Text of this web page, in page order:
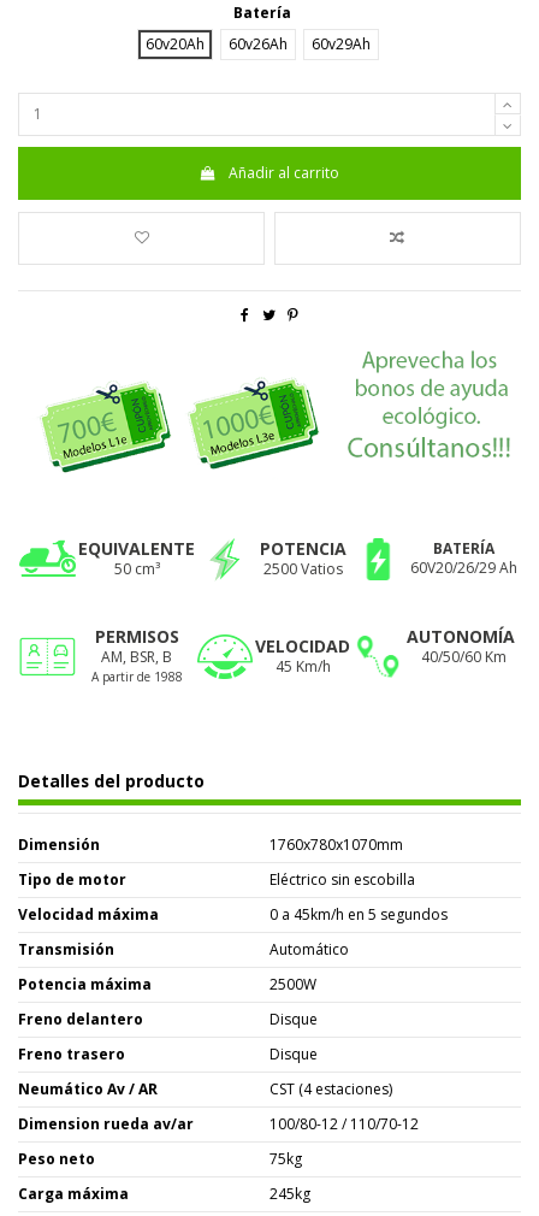
Batería
60v20Ah
60v26Ah 60v29Ah
Añadir al carrito
EQUIVALENTE
50 cm³
POTENCIA
2500 Vatios
BATERÍA
60V20/26/29 Ah
PERMISOS
AM, BSR, B
A partir de 1988
VELOCIDAD
45 Km/h
AUTONOMÍA
40/50/60 Km
Detalles del producto
Dimensión
1760x780x1070mm
Tipo de motor
Eléctrico sin escobilla
Velocidad máxima
0 a 45km/h en 5 segundos
Transmisión
Automático
Potencia máxima
2500W
Freno delantero
Disque
Freno trasero
Disque
Neumático Av / AR
CST (4 estaciones)
Dimension rueda av/ar
100/80-12 / 110/70-12
Peso neto
75kg
Carga máxima
245kg